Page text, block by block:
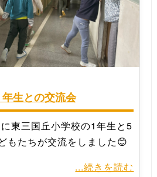
生との交流会
東三国丘小学校の1年生と5
もたちが交流をしました😊
...続きを読む